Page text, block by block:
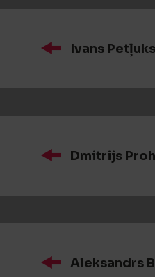
Ivans Petļuks
Dmitrijs
Aleksandrs